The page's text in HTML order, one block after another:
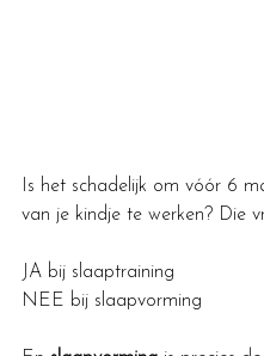
Is het schadelijk om vóór 6
van je kindje te werken? Die
JA bij slaaptraining
NEE bij slaapvorming